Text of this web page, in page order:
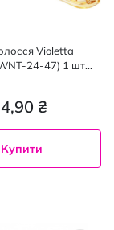
Violetta
24-47) 1 шт
₴
Купити